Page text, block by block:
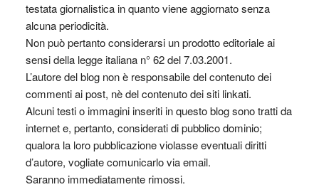
testata giornalistica in quanto viene aggiornato senza
alcuna periodicità.
Non può pertanto considerarsi un prodotto editoriale ai
sensi della legge italiana n° 62 del 7.03.2001.
L’autore del blog non è responsabile del contenuto dei
commenti ai post, nè del contenuto dei siti linkati.
Alcuni testi o immagini inseriti in questo blog sono tratti da
internet e, pertanto, considerati di pubblico dominio;
qualora la loro pubblicazione violasse eventuali diritti
d’autore, vogliate comunicarlo via email.
Saranno immediatamente rimossi.